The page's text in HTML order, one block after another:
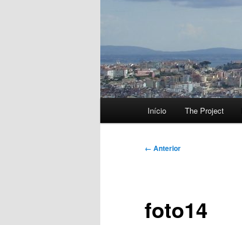
Início The Project
Navegação
← Anterior
foto14